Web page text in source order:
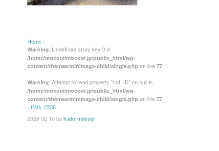
Home ›
Warning: Undefined array key 0 in
/home/mocool/mocool.jp/public_html/wp-
content/themes/minimaga-child/single.php on line 77
Warning: Attempt to read property "cat_ID" on null in
/home/mocool/mocool.jp/public_html/wp-
content/themes/minimaga-child/single.php on line 77
› IMG_2236
2026-02-10by kudo-mocool